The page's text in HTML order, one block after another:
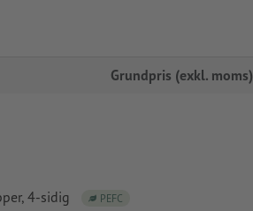
Grundpris (exkl. moms)
, 4-sidig PEFC